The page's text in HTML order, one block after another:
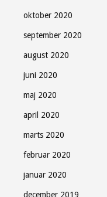
oktober 2020
september 2020
august 2020
juni 2020
maj 2020
april 2020
marts 2020
februar 2020
januar 2020
december 2019